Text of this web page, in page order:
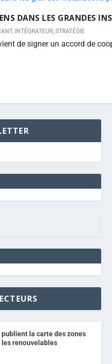
DANS LES GRANDES
, INTÉGRATEUR,STRATÉGIE
de signer un accord de
publient la carte des zones
renouvelables